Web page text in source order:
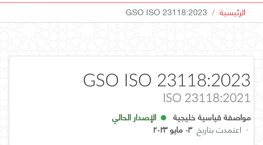
الرئيسية GSO ISO 23118:2023
GSO ISO 23118:2023
ISO 23118:2021
مواصفة قياسية خليجية
الإصدار الحالي
· اعتمدت بتاريخ ٠٣ مايو ٢٠٢٣